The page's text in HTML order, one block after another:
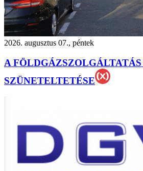
2026. augusztus 07., péntek
A
SZÜNETELTETÉSE